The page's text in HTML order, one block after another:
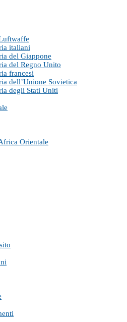
italiani
del Giappone
del Regno Unito
francesi
dell’Unione Sovietica
degli Stati Uniti
Orientale